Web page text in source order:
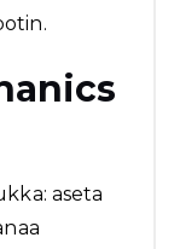
aseta